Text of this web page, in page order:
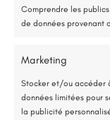
Comprendre les
de données provenant
Marketing
Stocker et/ou accéder
données limitées pour
la publicité
Étude
*Aides de